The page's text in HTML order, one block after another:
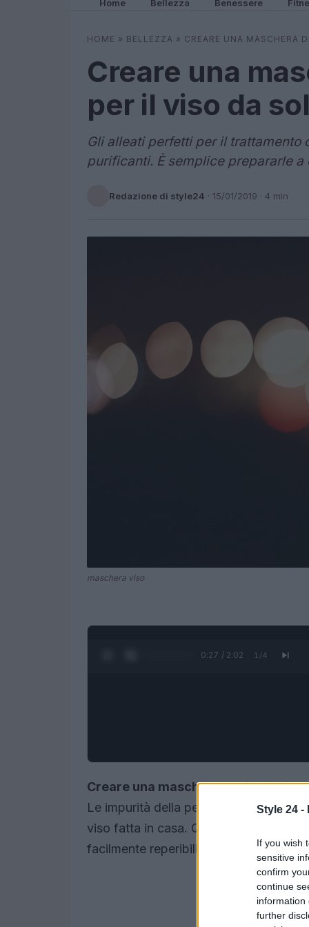
Style 24 -
If you wish
sensitive
confirm
continue
information
further
Home Bellezza Benessere
HOME » BELLEZZA » CREARE UNA MASCHERA
Creare una
per il viso da
Gli alleati perfetti per il trattamento
purificanti. È semplice prepararle a
Redazione di style24 · 15/01/2019 · 4 min
maschera viso
0:28 / 2:02 1 /4
Creare una maschera per il viso in
Le impurità della pelle possono
viso fatta in casa. Queste possono
facilmente reperibili.